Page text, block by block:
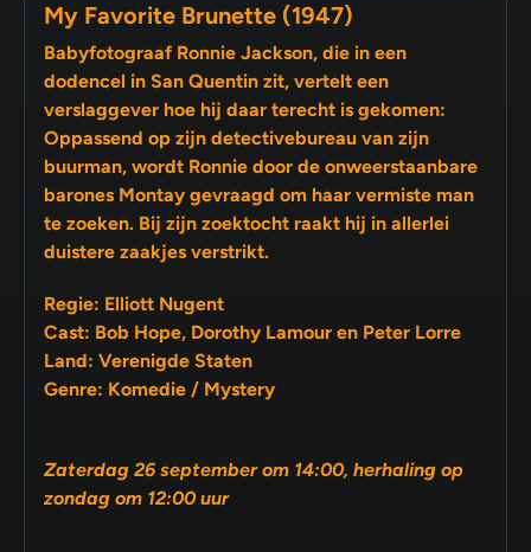
My Favorite Brunette (1947)
Babyfotograaf Ronnie Jackson, die in een
dodencel in San Quentin zit, vertelt een
verslaggever hoe hij daar terecht is gekomen:
Oppassend op zijn detectivebureau van zijn
buurman, wordt Ronnie door de onweerstaanbare
barones Montay gevraagd om haar vermiste man
te zoeken. Bij zijn zoektocht raakt hij in allerlei
duistere zaakjes verstrikt.
Regie: Elliott Nugent
Cast: Bob Hope, Dorothy Lamour en Peter Lorre
Land: Verenigde Staten
Genre: Komedie / Mystery
Zaterdag 26 september om 14:00, herhaling op
zondag om 12:00 uur